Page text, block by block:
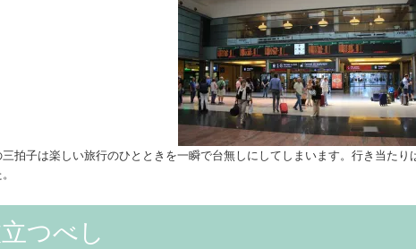
拍子は楽しい旅行のひとときを一瞬で台無しにしてしまいます。行き当た
つべし